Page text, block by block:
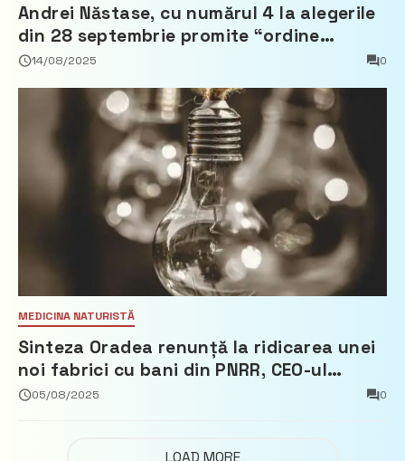
Andrei Năstase, cu numărul 4 la alegerile
din 28 septembrie promite “ordine
europeană” și 10 miliarde pentru cetățeni
14/08/2025 0
MEDICINA NATURISTĂ
Sinteza Oradea renunță la ridicarea unei
noi fabrici cu bani din PNRR, CEO-ul
demisionează – Profit.ro
05/08/2025 0